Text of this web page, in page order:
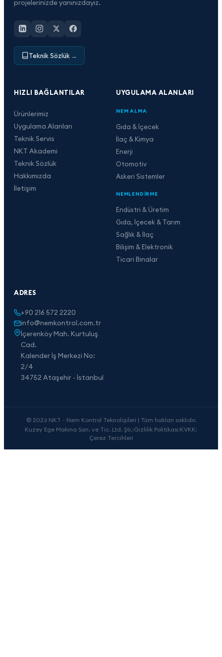
projelerinizde yanınızdayız.
Teknik Sözlük →
HIZLI BAĞLANTILAR
Ürünlerimiz
Uygulama Alanları
Teknik Servis
NKT Akademi
Teknik Sözlük
Hakkımızda
İletişim
UYGULAMA ALANLARI
NEM ALMA
Gıda & İçecek
İlaç & Kimya
Enerji
Otomotiv
Askeri Sistemler
NEMLENDIRME
Endüstri & Üretim
Gıda, İçecek & Tarım
Sağlık & İlaç
Bilişim & Elektronik
Ticari Binalar
ADRES
+90 216 572 2220
info@nemkontrol.com.tr
İçerenköy Mah. Kurtuluş
Cad.
Kalender İş Merkezi No:
2/4
34752 Ataşehir - İstanbul
© 2026 NKT - Nem Kontrol Teknolojileri | Tüm hakları saklıdır.
Kuzey Ege Makina San. ve Tic. Ltd. Şti.|Gizlilik Politikası|KVKK|
Çerez Tercihleri